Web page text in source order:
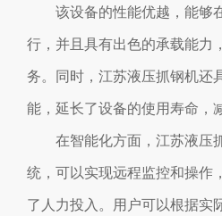
该设备的性能优越，能够
行，并且具有出色的承载能力
务。同时，江苏液压抓钢机还
能，延长了设备的使用寿命，
在智能化方面，江苏液压
统，可以实现远程监控和操作
了人力投入。用户可以根据实